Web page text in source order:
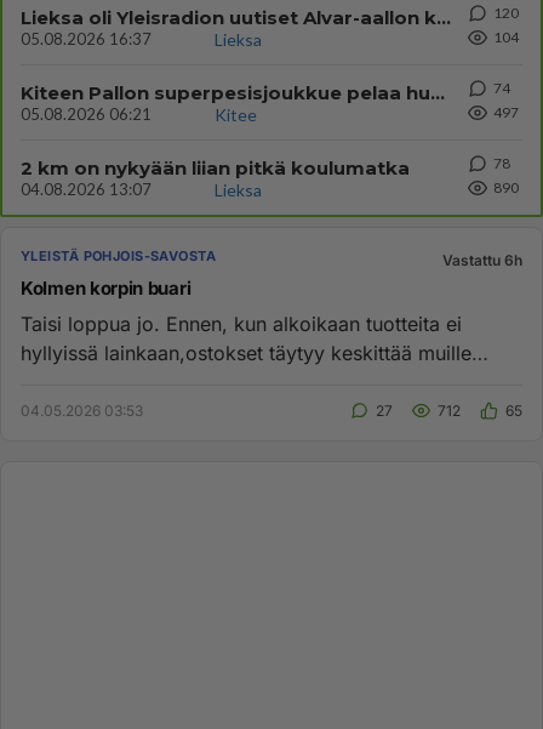
Lieksa oli Yleisradion uutiset Alvar-aallon kylä myynnissä?
05.08.2026 16:37 Lieksa
120
104
Kiteen Pallon superpesisjoukkue pelaa huumeiden vaikutuksen alaisena
05.08.2026 06:21 Kitee
74
497
2 km on nykyään liian pitkä koulumatka
04.08.2026 13:07 Lieksa
78
890
YLEISTÄ POHJOIS-SAVOSTA Vastattu 6h
Kolmen korpin buari
Taisi loppua jo. Ennen, kun alkoikaan tuotteita ei
hyllyissä lainkaan,ostokset täytyy keskittää muille
04.05.2026 03:53 27 712 65